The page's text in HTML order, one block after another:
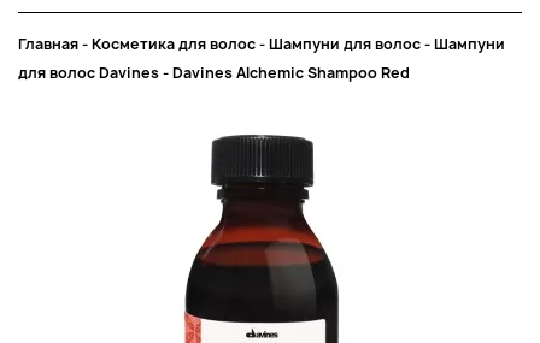
Главная-Косметика для волос-Шампуни для волос-Шампуни
для волос Davines-Davines Alchemic Shampoo Red